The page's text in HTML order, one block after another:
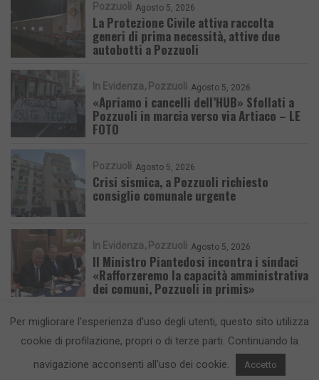
Pozzuoli Agosto 5, 2026
La Protezione Civile attiva raccolta
generi di prima necessità, attive due
autobotti a Pozzuoli
In Evidenza Pozzuoli Agosto 5, 2026
«Apriamo i cancelli dell’HUB» Sfollati a
Pozzuoli in marcia verso via Artiaco – LE
FOTO
Pozzuoli Agosto 5, 2026
Crisi sismica, a Pozzuoli richiesto
consiglio comunale urgente
In Evidenza Pozzuoli Agosto 5, 2026
Il Ministro Piantedosi incontra i sindaci
«Rafforzeremo la capacità amministrativa
dei comuni, Pozzuoli in primis»
CronacaFlegrea testata giornalistica - aut. Tribunale di Napoli n. 34 del
Per migliorare l'esperienza d'uso degli utenti, questo sito utilizza
cookie di profilazione, propri o di terze parti. Continuando la
navigazione acconsenti all'uso dei cookie.
Accetto